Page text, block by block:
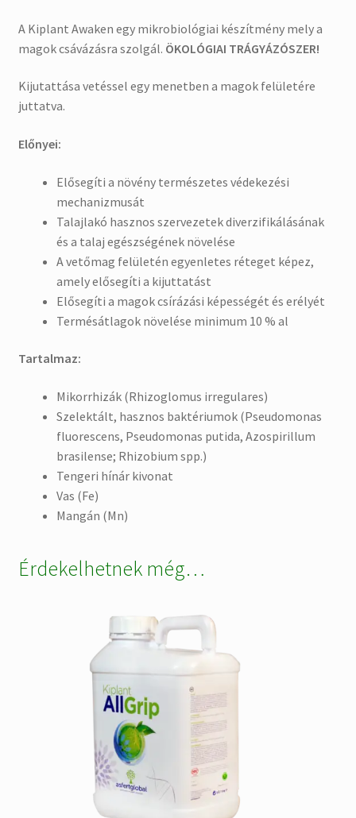
A Kiplant Awaken egy mikrobiológiai készítmény mely a
magok csávázásra szolgál. ÖKOLÓGIAI TRÁGYÁZÓSZER!
Kijutattása vetéssel egy menetben a magok felületére
juttatva.
Előnyei:
Elősegíti a növény természetes védekezési
mechanizmusát
Talajlakó hasznos szervezetek diverzifikálásának
és a talaj egészségének növelése
Avetőmag felületén egyenletes réteget képez,
amelyelősegíti a kijuttatást
Elősegíti a magok csírázási képességét és erélyét
Termésátlagok növelése minimum 10 % al
Tartalmaz:
Mikorrhizák (Rhizoglomus irregulares)
Szelektált, hasznos baktériumok (Pseudomonas
fluorescens, Pseudomonas putida, Azospirillum
brasilense; Rhizobium spp.)
Tengeri hínár kivonat
Vas (Fe)
Mangán (Mn)
Érdekelhetnek még…